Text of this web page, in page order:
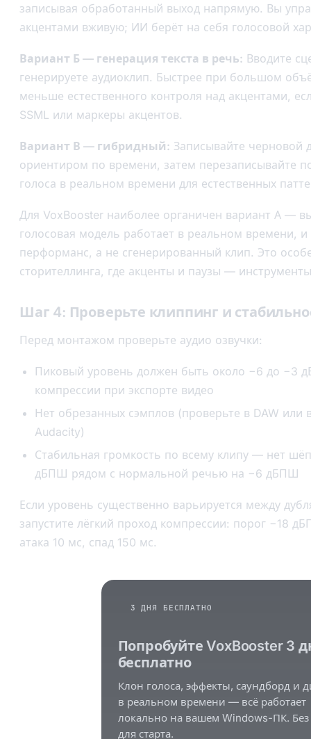
записывая обработанный выход напрямую. Вы
акцентами вживую; ИИ берёт на себя голосовой
Вариант Б — генерация текста в речь: Вводите
генерируете аудиоклип. Быстрее при большом
меньше естественного контроля над акцентами,
SSML или маркеры акцентов.
Вариант В — гибридный: Записывайте черновой
ориентиром по времени, затем перезаписывайте
голоса в реальном времени для естественных
Для VoxBooster наиболее органичен вариант А —
голосовая модель работает в реальном времени, и
перформанс, а не сгенерированный клип. Это
сторителлинга, где акценты и паузы —
Шаг 4: Проверьте клиппинг и
Перед монтажом проверьте аудио озвучки:
Пиковый уровень должен быть около −6 до −3
компрессии при экспорте видео
Нет обрезанных сэмплов (проверьте в DAW
Audacity)
Стабильная громкость по всему клипу — нет
дБПШ рядом с нормальной речью на −6 дБПШ
Если уровень существенно варьируется между
запустите лёгкий проход компрессии: порог −18
атака 10 мс, спад 150 мс.
3 ДНЯ БЕСПЛАТНО
Попробуйте VoxBooster 3
бесплатно
Клон голоса, эффекты, саундборд и
в реальном времени — всё работает
локально на вашем Windows-ПК. Без
для старта.